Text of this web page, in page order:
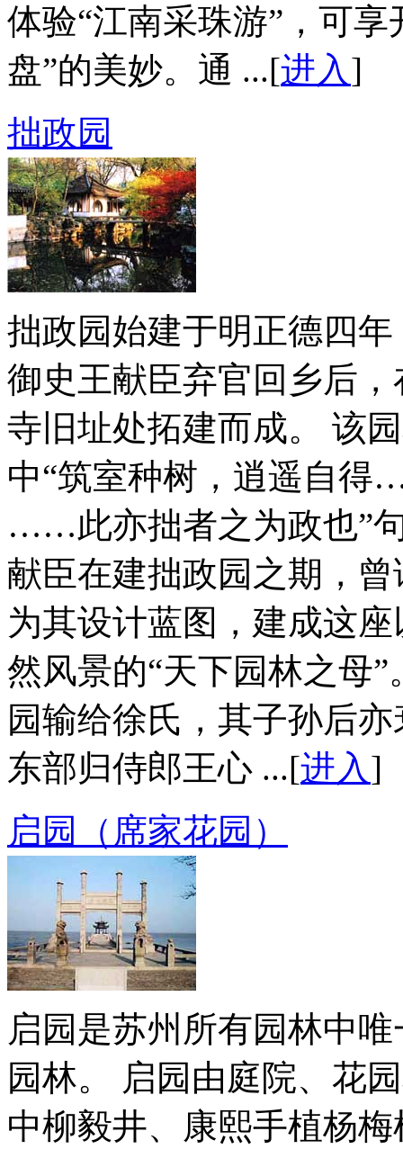
体验“江南采珠游”，可
盘”的美妙。通 ...[进入]
拙政园
拙政园始建于明正德四
御史王献臣弃官回乡后
寺旧址处拓建而成。 该
中“筑室种树，逍遥自
……此亦拙者之为政也”
献臣在建拙政园之期，
为其设计蓝图，建成这
然风景的“天下园林之母
园输给徐氏，其子孙后
东部归侍郎王心 ...[进入]
启园（席家花园）
启园是苏州所有园林中
园林。 启园由庭院、花
中柳毅井、康熙手植杨